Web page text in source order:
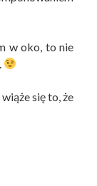
w oko, to nie
wiąże się to, że